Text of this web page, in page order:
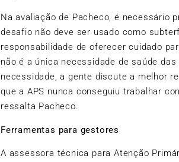
Na avaliação de Pacheco, é necessário
desafio não deve ser usado como
responsabilidade de oferecer cuidado
não é a única necessidade de saúde
necessidade, a gente discute a melhor
que a APS nunca conseguiu trabalhar
ressalta Pacheco.
Ferramentas para gestores
A assessora técnica para Atenção